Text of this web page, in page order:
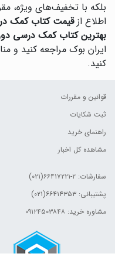
بلکه با تخفیف‌های ویژه،
اطلاع ازقیمت کتاب کمک
بهترین کتاب کمک درسی
ایران بوک مراجعه کنید و
کنید.
قوانین و مقررات
ثبت شکایات
راهنمای خرید
مشاهده کل اخبار
سفارشات: ۲-۶۶۴۱۷۲۲۱(۰۲۱)
پشتیبانی: ۶۶۴۱۴۳۵۳(۰۲۱)
مشاوره خرید: ۰۹۱۲۴۵۰۳۸۴۸